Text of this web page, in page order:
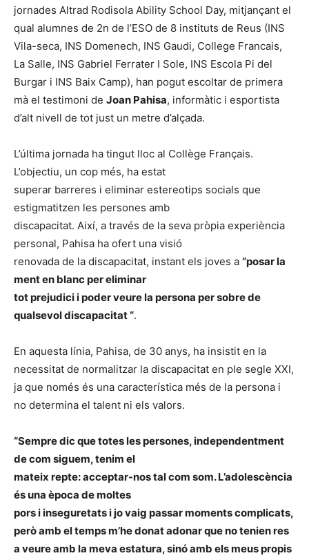
jornades Altrad Rodisola Ability School Day, mitjançant el
qual alumnes de 2n de l’ESO de 8 instituts de Reus (INS
Vila-seca, INS Domenech, INS Gaudi, College Francais,
La Salle, INS Gabriel Ferrater I Sole, INS Escola Pi del
Burgar i INS Baix Camp), han pogut escoltar de primera
mà el testimoni de Joan Pahisa, informàtic i esportista
d’alt nivell de tot just un metre d’alçada.
L’última jornada ha tingut lloc al Collège Français.
L’objectiu, un cop més, ha estat
superar barreres i eliminar estereotips socials que
estigmatitzen les persones amb
discapacitat. Així, a través de la seva pròpia experiència
personal, Pahisa ha ofert una visió
renovada de la discapacitat, instant els joves a “posar la
ment en blanc per eliminar
tot prejudici i poder veure la persona per sobre de
qualsevol discapacitat “.
En aquesta línia, Pahisa, de 30 anys, ha insistit en la
necessitat de normalitzar la discapacitat en ple segle XXI,
ja que només és una característica més de la persona i
no determina el talent ni els valors.
“Sempre dic que totes les persones, independentment
de com siguem, tenim el
mateix repte: acceptar-nos tal com som. L’adolescència
és una època de moltes
pors i inseguretats i jo vaig passar moments complicats,
però amb el temps m’he donatadonar que no tenien res
a veure amb la meva estatura, sinó amb els meus propis